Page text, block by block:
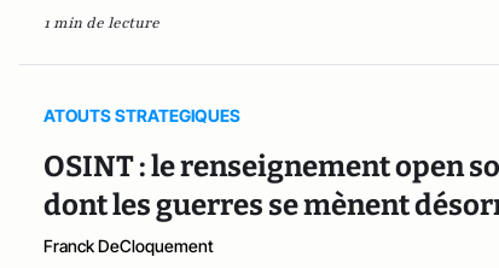
1 min de lecture
ATOUTS STRATEGIQUES
OSINT : le renseignement open
dont les guerres se mènent
Franck DeCloquement